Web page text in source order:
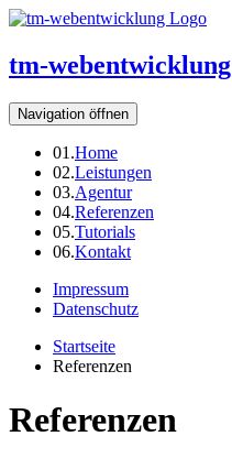
tm-webentwicklung
Navigation öffnen
01.Home
02.Leistungen
03.Agentur
04.Referenzen
05.Tutorials
06.Kontakt
Impressum
Datenschutz
Startseite
Referenzen
Referenzen